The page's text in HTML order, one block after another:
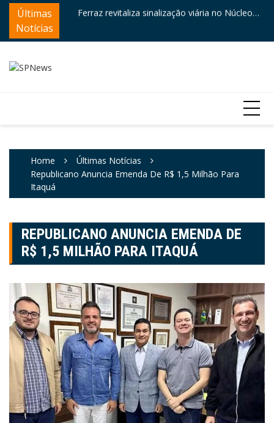
Skip
content
Últimas
Notícias
destaques
Ferraz revitaliza sinalização viária no Núcleo
Home
Últimas Notícias
Republicano Anuncia Emenda De R$ 1,5 Milhão Para
Itaquá
REPUBLICANO ANUNCIA EMENDA DE
R$ 1,5 MILHÃO PARA ITAQUÁ